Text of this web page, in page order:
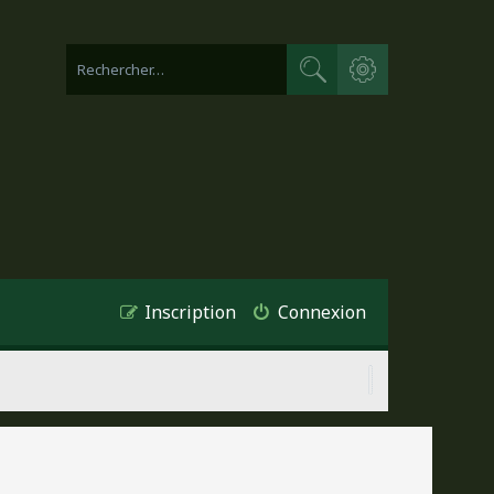
Rechercher
Recherche avancée
Connexion
Inscription